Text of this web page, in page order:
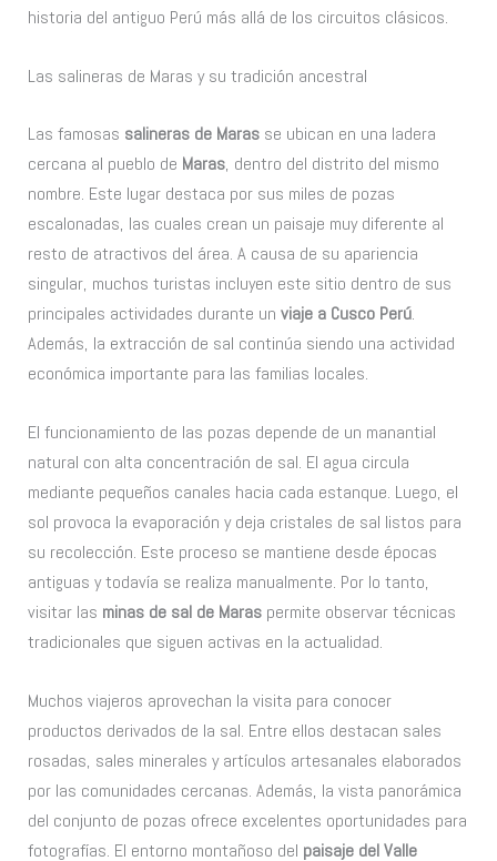
historia del antiguo Perú más allá de los circuitos clásicos.
Las salineras de Maras y su tradición ancestral
Las famosas salineras de Maras se ubican en una ladera
cercana al pueblo de Maras, dentro del distrito del mismo
nombre. Este lugar destaca por sus miles de pozas
escalonadas, las cuales crean un paisaje muy diferente al
resto de atractivos del área. A causa de su apariencia
singular, muchos turistas incluyen este sitio dentro de sus
principales actividades durante unviaje a Cusco Perú.
Además, la extracción de sal continúa siendo una actividad
económica importante para las familias locales.
El funcionamiento de las pozas depende de un manantial
natural con alta concentración de sal. El agua circula
mediante pequeños canales hacia cada estanque. Luego, el
sol provoca la evaporación y deja cristales de sal listos para
su recolección. Este proceso se mantiene desde épocas
antiguas y todavía se realiza manualmente. Por lo tanto,
visitar las minas de sal de Maras permite observar técnicas
tradicionales que siguen activas en la actualidad.
Muchos viajeros aprovechan la visita para conocer
productos derivados de la sal. Entre ellos destacan sales
rosadas, sales minerales y artículos artesanales elaborados
por las comunidades cercanas. Además, la vista panorámica
del conjunto de pozas ofrece excelentes oportunidades para
fotografías. El entorno montañoso del paisaje del Valle